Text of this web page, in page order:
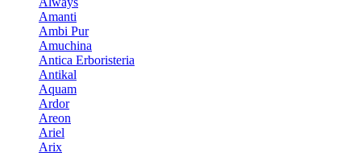
Amanti
Ambi Pur
Amuchina
Antica Erboristeria
Antikal
Aquam
Ardor
Areon
Ariel
Arix